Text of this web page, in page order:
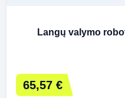
Langų valymo
65,57 €